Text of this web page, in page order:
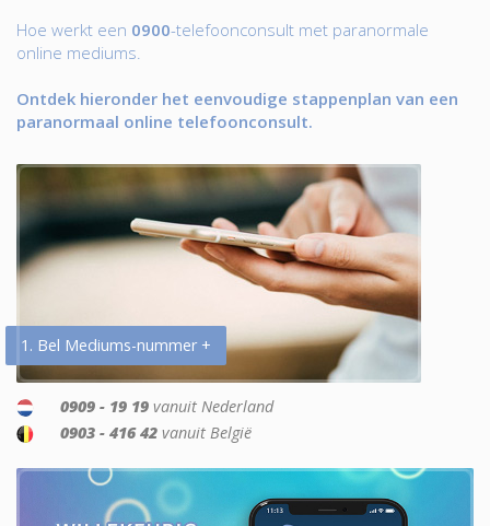
Hoe werkt een 0900-telefoonconsult met paranormale
online mediums.
Ontdek hieronder het eenvoudige stappenplan van een
paranormaal online telefoonconsult.
1. Bel Mediums-nummer +
0909 - 19 19 vanuit Nederland
0903 - 416 42 vanuit België